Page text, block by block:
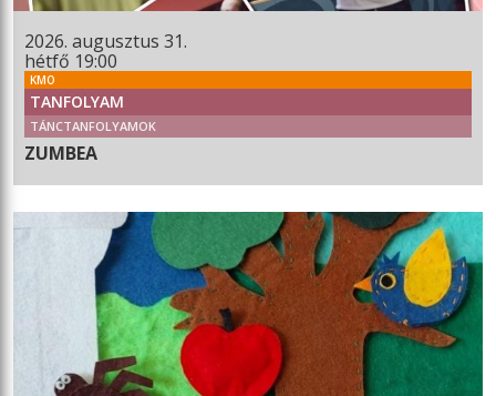
2026. augusztus 31.
hétfő 19:00
KMO
TANFOLYAM
TÁNCTANFOLYAMOK
ZUMBEA